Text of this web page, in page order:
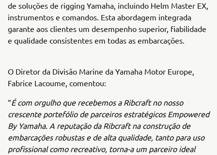
de soluções de rigging Yamaha, incluindo Helm Master EX,
instrumentos e comandos. Esta abordagem integrada
garante aos clientes um desempenho superior, fiabilidade
e qualidade consistentes em todas as embarcações.
O Diretor da Divisão Marine da Yamaha Motor Europe,
Fabrice Lacoume, comentou:
“É com orgulho que recebemos a Ribcraft no nosso
crescente portefólio de parceiros estratégicos Empowered
By Yamaha. A reputação da Ribcraft na construção de
embarcações robustas e de alta qualidade, tanto para uso
profissional como recreativo, torna-a um parceiro ideal